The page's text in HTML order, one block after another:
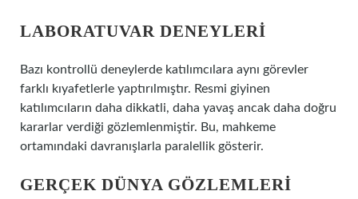
LABORATUVAR DENEYLERI
Bazı kontrollü deneylerde katılımcılara aynı görevler
farklı kıyafetlerle yaptırılmıştır. Resmi giyinen
katılımcıların daha dikkatli, daha yavaş ancak daha doğru
kararlar verdiği gözlemlenmiştir. Bu, mahkeme
ortamındaki davranışlarla paralellik gösterir.
GERÇEK DÜNYA GÖZLEMLERI